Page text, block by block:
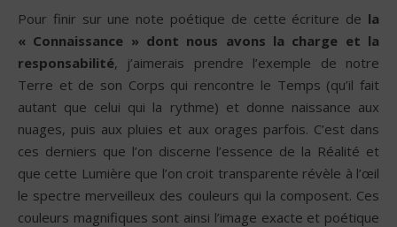
Pour finir sur une note poétique de cette écriture de la
« Connaissance » dont nous avons la charge et la
responsabilité, j’aimerais prendre l’exemple de notre
Terre et de son Corps qui rencontre le Temps (qu’il fait
autant que celui qui la rythme) et donne naissance aux
nuages, puis aux pluies et aux orages parfois. C’est dans
ces derniers que l’on discerne l’essence de la Réalité et
que cette Lumière que l’on croit transparente révèle à l’œil
le spectre merveilleux des couleurs qui la composent. Ces
couleurs magnifiques sont ainsi l’image exacte et poétique